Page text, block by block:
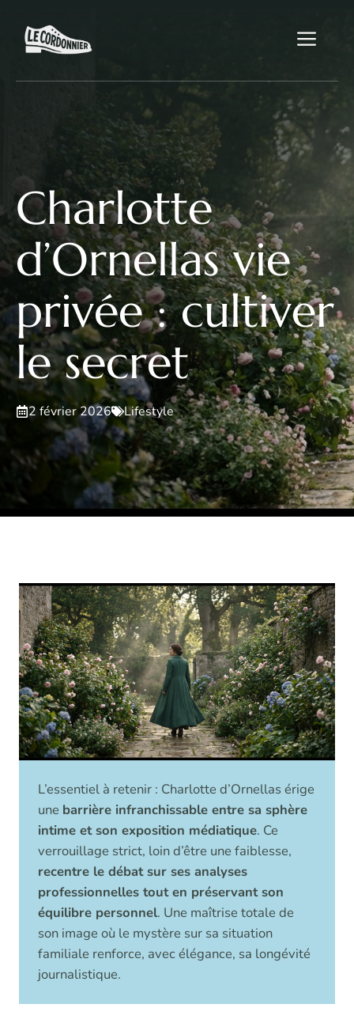
contenu
Charlotte
d’Ornellas vie
privée : cultiver
le secret
2 février 2026 Lifestyle
L’essentiel à retenir : Charlotte d’Ornellas érige
une barrière infranchissable entre sa sphère
intime et son exposition médiatique. Ce
verrouillage strict, loin d’être une faiblesse,
recentre le débat sur ses analyses
professionnelles tout en préservant son
équilibre personnel. Une maîtrise totale de
son image où le mystère sur sa situation
familiale renforce, avec élégance, sa longévité
journalistique.